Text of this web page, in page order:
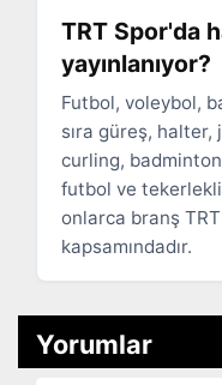
TRT Spor'da
yayınlanıyor?
Futbol, voleybol,
sıra güreş,
curling,
futbol ve
onlarca branş
kapsamındadır.
Yorumlar